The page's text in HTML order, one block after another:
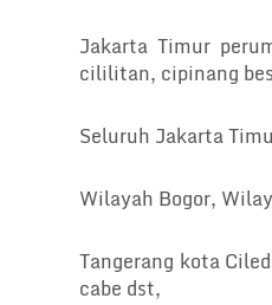
Jakarta Timur
cililitan, cipinang
Seluruh Jakarta
Wilayah Bogor,
Tangerang kota
cabe dst,